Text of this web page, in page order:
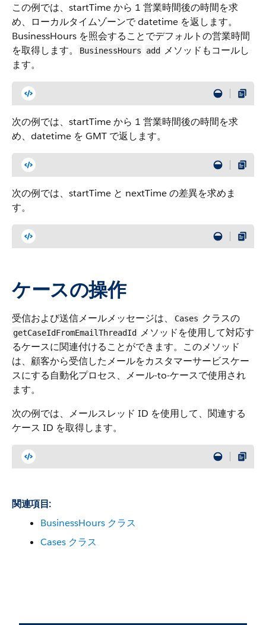
この例では、startTime から 1 営業時間後の時間を求
め、ローカルタイムゾーンで datetime を返します。
BusinessHours を照会することでデフォルトの営業時間
を取得します。
BusinessHours add
メソッドもコールし
ます。
次の例では、startTime から 1 営業時間後の時間を求
め、datetime を GMT で返します。
次の例では、startTime と nextTime の差異を求めま
す。
ケースの操作
受信および送信メールメッセージは、 Cases クラスの
getCaseIdFromEmailThreadId
メソッドを使用して対応す
るケースに関連付けることができます。このメソッド
は、顧客から受信したメールをカスタマーサービスケー
スにする自動化プロセス、メール-to-ケースで使用され
ます。
次の例では、メールスレッド ID を使用して、関連する
ケース ID を取得します。
関連項目:
BusinessHours クラス
Cases クラス